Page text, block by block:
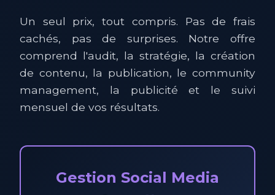
Un seul prix, tout compris. Pas de frais
cachés, pas de surprises. Notre offre
comprend l'audit, la stratégie, la création
de contenu, la publication, le community
management, la publicité et le suivi
mensuel de vos résultats.
Gestion Social Media